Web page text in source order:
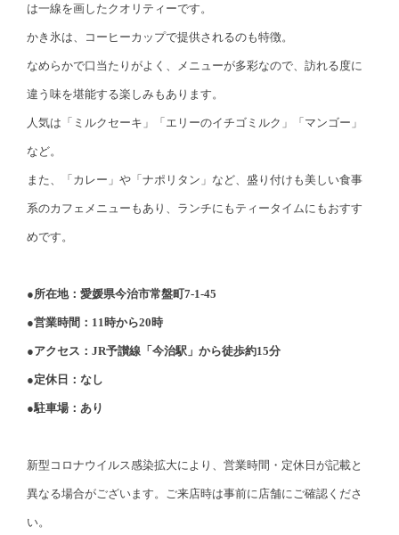
は一線を画したクオリティーです。
かき氷は、コーヒーカップで提供されるのも特徴。
なめらかで口当たりがよく、メニューが多彩なので、訪れる度に
違う味を堪能する楽しみもあります。
人気は「ミルクセーキ」「エリーのイチゴミルク」「マンゴー」
など。
また、「カレー」や「ナポリタン」など、盛り付けも美しい食事
系のカフェメニューもあり、ランチにもティータイムにもおすす
めです。
●所在地：愛媛県今治市常盤町7-1-45
●営業時間：11時から20時
●アクセス：JR予讃線「今治駅」から徒歩約15分
●定休日：なし
●駐車場：あり
新型コロナウイルス感染拡大により、営業時間・定休日が記載と
異なる場合がございます。ご来店時は事前に店舗にご確認くださ
い。